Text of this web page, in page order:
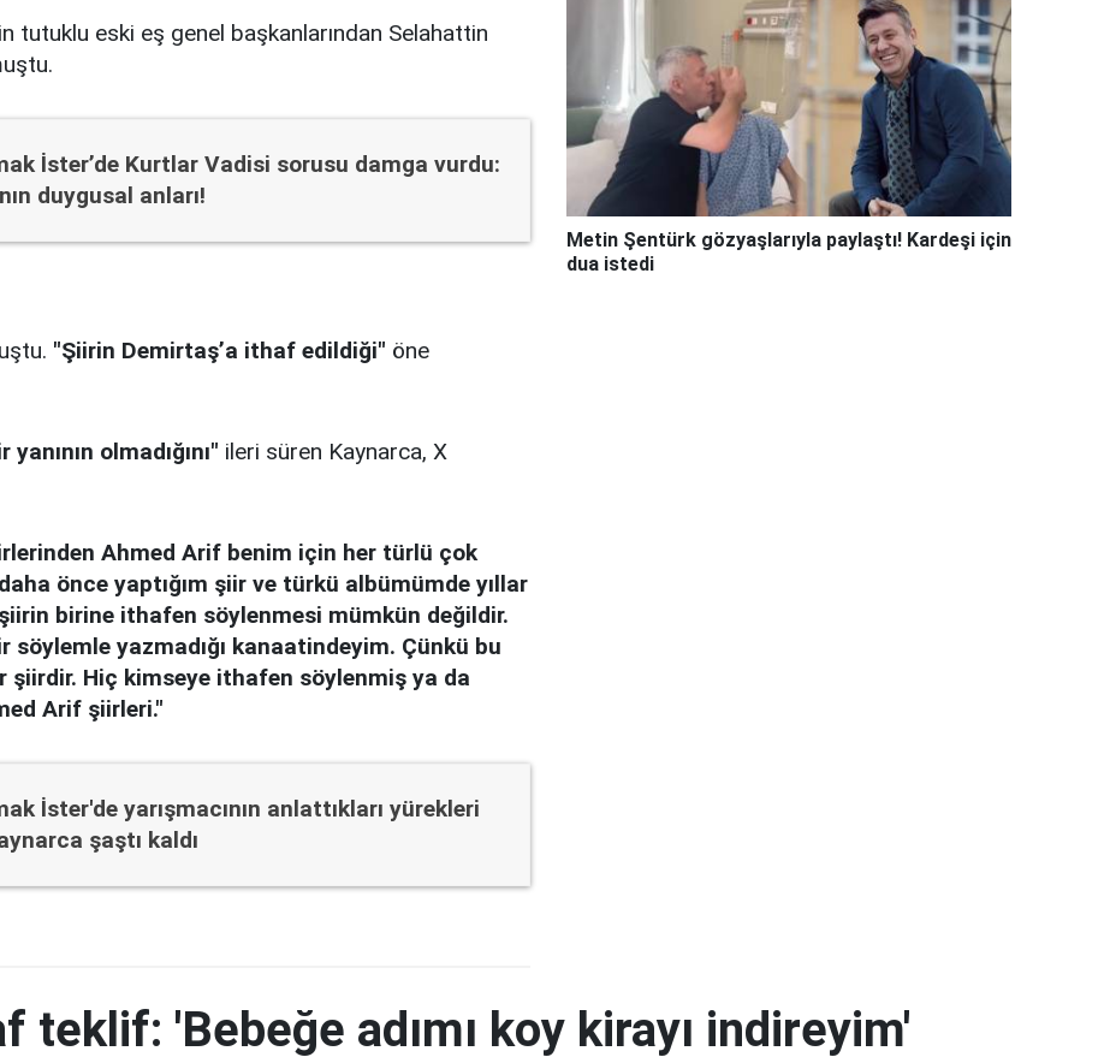
tutuklu eski eş genel başkanlarından Selahattin
İster’de Kurtlar Vadisi sorusu damga vurdu:
duygusal anları!
"Şiirin Demirtaş’a ithaf edildiği" öne
olmadığını" ileri süren Kaynarca, X
Ahmed Arif benim için her türlü çok
önce yaptığım şiir ve türkü albümümde yıllar
şiirin birine ithafen söylenmesi mümkün değildir.
söylemle yazmadığı kanaatindeyim. Çünkü bu
şiirdir. Hiç kimseye ithafen söylenmiş ya da
Arif şiirleri."
İster'de yarışmacının anlattıkları yürekleri
şaştı kaldı
Metin Şentürk gözyaşlarıyla paylaştı! Kardeşi için
dua istedi
teklif: 'Bebeğe adımı koy kirayı indireyim'